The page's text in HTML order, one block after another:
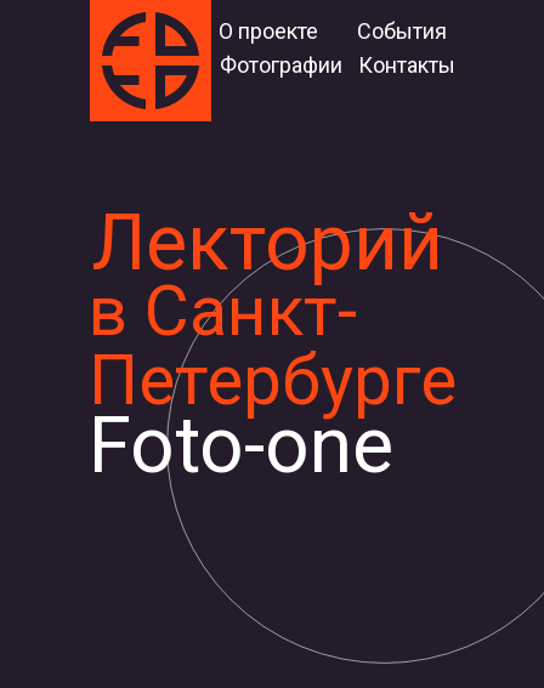
Foto-one
Лекторий
в Санкт-
Петербурге
Контакты
О проекте
События
Фотографии